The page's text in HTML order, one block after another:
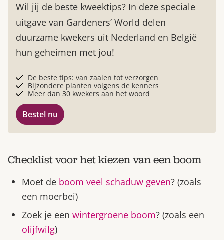
Wil jij de beste kweektips? In deze speciale
uitgave van Gardeners’ World delen
duurzame kwekers uit Nederland en België
hun geheimen met jou!
De beste tips: van zaaien tot verzorgen
Bijzondere planten volgens de kenners
Meer dan 30 kwekers aan het woord
Bestel nu
Checklist voor het kiezen van een boom
Moet de boom veel schaduw geven? (zoals
een moerbei)
Zoek je een wintergroene boom? (zoals een
olijfwilg)